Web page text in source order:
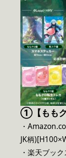
①【もも
・
JK柄
・楽天ブッ